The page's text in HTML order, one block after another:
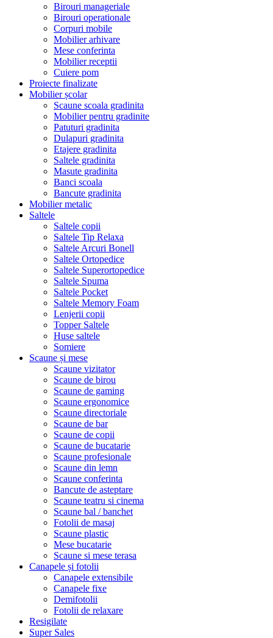
Birouri manageriale
Birouri operationale
Corpuri mobile
Mobilier arhivare
Mese conferinta
Mobilier receptii
Cuiere pom
Proiecte finalizate
Mobilier școlar
Scaune scoala gradinita
Mobilier pentru gradinite
Patuturi gradinita
Dulapuri gradinita
Etajere gradinita
Saltele gradinita
Masute gradinita
Banci scoala
Bancute gradinita
Mobilier metalic
Saltele
Saltele copii
Saltele Tip Relaxa
Saltele Arcuri Bonell
Saltele Ortopedice
Saltele Superortopedice
Saltele Spuma
Saltele Pocket
Saltele Memory Foam
Lenjerii copii
Topper Saltele
Huse saltele
Somiere
Scaune și mese
Scaune vizitator
Scaune de birou
Scaune de gaming
Scaune ergonomice
Scaune directoriale
Scaune de bar
Scaune de copii
Scaune de bucatarie
Scaune profesionale
Scaune din lemn
Scaune conferinta
Bancute de asteptare
Scaune teatru si cinema
Scaune bal / banchet
Fotolii de masaj
Scaune plastic
Mese bucatarie
Scaune si mese terasa
Canapele și fotolii
Canapele extensibile
Canapele fixe
Demifotolii
Fotolii de relaxare
Resigilate
Super Sales